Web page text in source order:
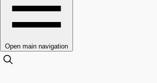
Open main navigation